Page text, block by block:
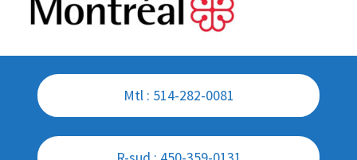
Mtl : 514-282-0081